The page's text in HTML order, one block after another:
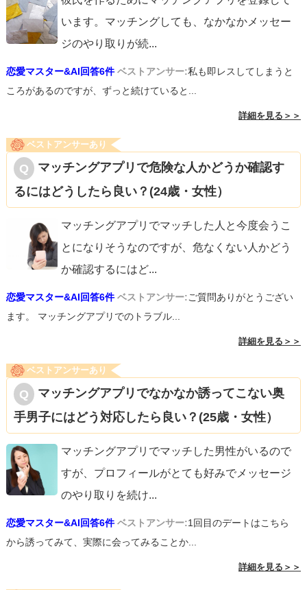
います。マッチングしても、なかなかメッセー
ジのやり取りが続...
恋愛マスター&AI回答6件 ベストアンサー:私も即レスしてしまうと
ころがあるのですが、ずっと続けていると...
詳細を見る＞＞
ベストアンサーあり
マッチングアプリで危険な人かどうか確認す
るにはどうしたら良い？(24歳・女性）
マッチングアプリでマッチした人と今度会うこ
とになりそうなのですが、危なくない人かどう
か確認するにはど...
恋愛マスター&AI回答6件 ベストアンサー:ご質問ありがとうござい
ます。 マッチングアプリでのトラブル...
詳細を見る＞＞
ベストアンサーあり
マッチングアプリでなかなか誘ってこない奥
手男子にはどう対応したら良い？(25歳・女性）
マッチングアプリでマッチした男性がいるので
すが、プロフィールがとても好みでメッセージ
のやり取りを続け...
恋愛マスター&AI回答6件 ベストアンサー:1回目のデートはこちら
から誘ってみて、実際に会ってみることか...
詳細を見る＞＞